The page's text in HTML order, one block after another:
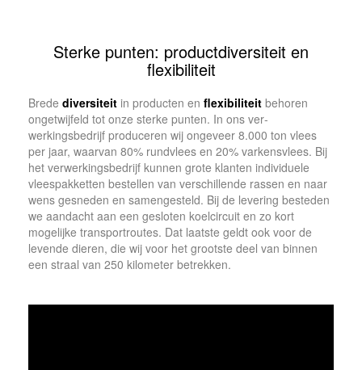
Sterke punten: productdiversiteit en
flexibiliteit
Brede diversiteit in producten en flexibili­teit ­ beho­ren
ongetwijfeld tot onze sterke punten. In ons ver­
werkingsbedrijf produ­ceren wij ongeveer 8.000 ton vlees
per jaar, waarvan 80% rundvlees en 20% varkens­vlees. Bij
het verwerkingsbedrijf kunnen grote klanten individuele
vleespakketten bestellen van verschil­lende rassen en naar
wens gesneden en samengesteld. Bij de levering besteden
we aandacht aan een gesloten koel­circuit en zo kort
mogelijke transportroutes. Dat laatste geldt ook voor de
levende dieren, die wij voor het grootste deel van binnen
een straal van 250 kilo­meter betrekken.